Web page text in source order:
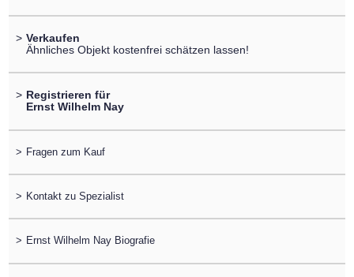
> Verkaufen
Ähnliches Objekt kostenfrei schätzen lassen!
> Registrieren für
Ernst Wilhelm Nay
> Fragen zum Kauf
> Kontakt zu Spezialist
> Ernst Wilhelm Nay Biografie